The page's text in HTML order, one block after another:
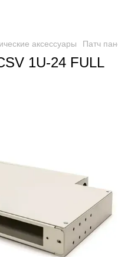
аксессуары Патч
1U-24 FULL